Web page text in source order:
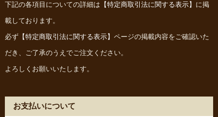
下記の各項目についての詳細は 【特定商取引法に関する表示】 に掲
載しております。
必ず 【特定商取引法に関する表示】 ページの掲載内容をご確認いた
だき、ご了承のうえでご注文ください。
よろしくお願いいたします。
お支払いについて